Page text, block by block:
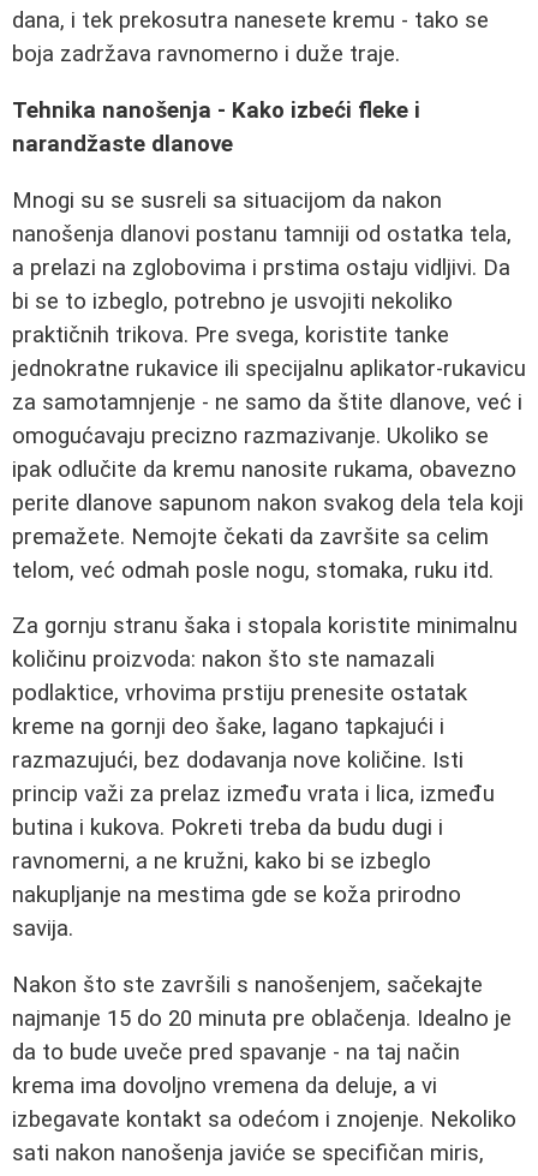
dana, i tek prekosutra nanesete kremu - tako se
boja zadržava ravnomerno i duže traje.
Tehnika nanošenja - Kako izbeći fleke i
narandžaste dlanove
Mnogi su se susreli sa situacijom da nakon
nanošenja dlanovi postanu tamniji od ostatka tela,
a prelazi na zglobovima i prstima ostaju vidljivi. Da
bi se to izbeglo, potrebno je usvojiti nekoliko
praktičnih trikova. Pre svega, koristite tanke
jednokratne rukavice ili specijalnu aplikator-rukavicu
za samotamnjenje - ne samo da štite dlanove, već i
omogućavaju precizno razmazivanje. Ukoliko se
ipak odlučite da kremu nanosite rukama, obavezno
perite dlanove sapunom nakon svakog dela tela koji
premažete. Nemojte čekati da završite sa celim
telom, već odmah posle nogu, stomaka, ruku itd.
Za gornju stranu šaka i stopala koristite minimalnu
količinu proizvoda: nakon što ste namazali
podlaktice, vrhovima prstiju prenesite ostatak
kreme na gornji deo šake, lagano tapkajući i
razmazujući, bez dodavanja nove količine. Isti
princip važi za prelaz između vrata i lica, između
butina i kukova. Pokreti treba da budu dugi i
ravnomerni, a ne kružni, kako bi se izbeglo
nakupljanje na mestima gde se koža prirodno
savija.
Nakon što ste završili s nanošenjem, sačekajte
najmanje 15 do 20 minuta pre oblačenja. Idealno je
da to bude uveče pred spavanje - na taj način
krema ima dovoljno vremena da deluje, a vi
izbegavate kontakt sa odećom i znojenje. Nekoliko
sati nakon nanošenja javiće se specifičan miris,